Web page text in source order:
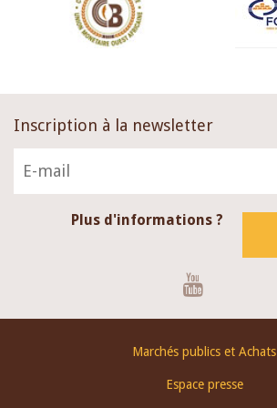
Inscription à la newsletter
Plus d'informations ?
Marchés publics et Achats
Espace presse